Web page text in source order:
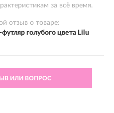
за всё время.
отзыв о товаре:
голубого цвета Lilu
ИЛИ ВОПРОС